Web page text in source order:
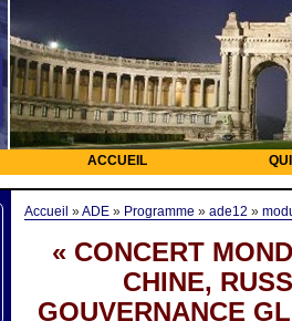
ACCUEIL
Accueil »ADE » Programme » ade12 »
« CONCERT
CHINE,
GOUVERNANCE